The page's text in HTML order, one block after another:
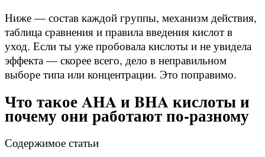
Ниже — состав каждой группы, механизм действия,
таблица сравнения и правила введения кислот в
уход. Если ты уже пробовала кислоты и не увидела
эффекта — скорее всего, дело в неправильном
выборе типа или концентрации. Это поправимо.
Что такое AHA и BHA кислоты и
почему они работают по-разному
Содержимое статьи